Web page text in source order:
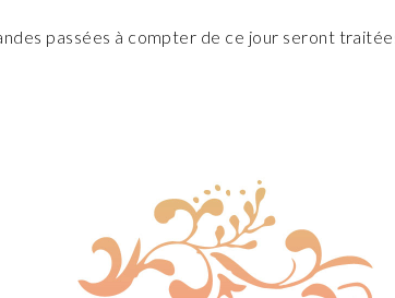
passées à compter de ce jour seront